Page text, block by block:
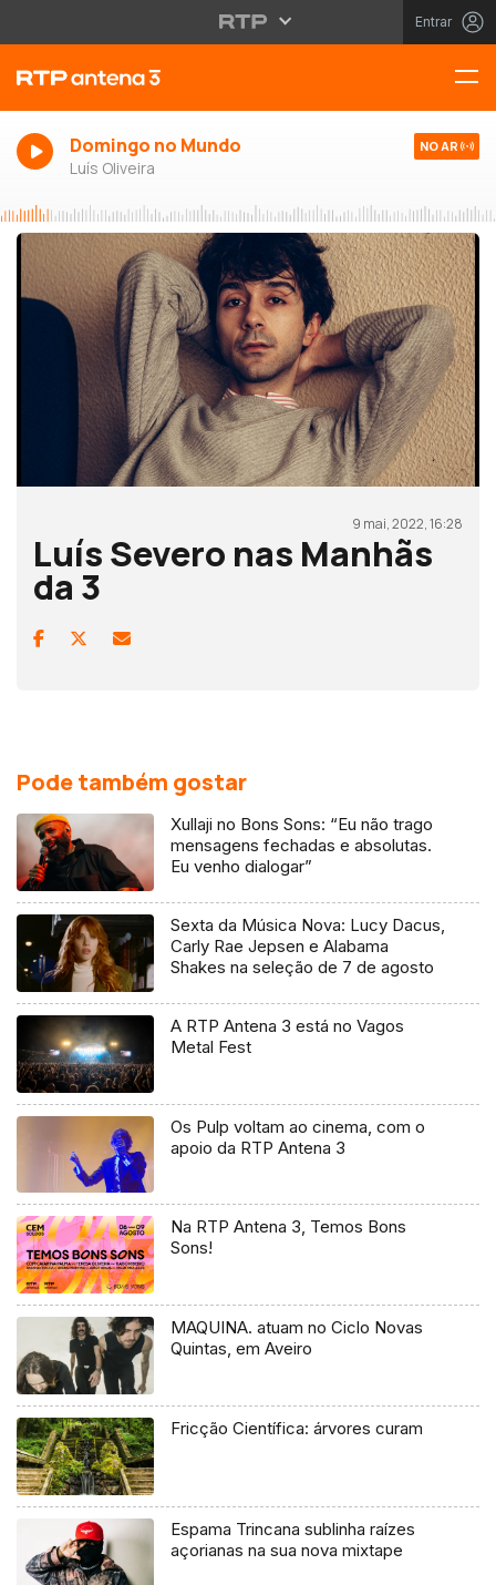
Entrar
Domingo no Mundo
Luís Oliveira
NO AR
9 mai, 2022, 16:28
Luís Severo nas Manhãs
da 3
Pode também gostar
Xullaji no Bons Sons: “Eu não trago
mensagens fechadas e absolutas.
Eu venho dialogar”
Sexta da Música Nova: Lucy Dacus,
Carly Rae Jepsen e Alabama
Shakes na seleção de 7 de agosto
A RTP Antena 3 está no Vagos
Metal Fest
Os Pulp voltam ao cinema, com o
apoio da RTP Antena 3
Na RTP Antena 3, Temos Bons
Sons!
MAQUINA. atuam no Ciclo Novas
Quintas, em Aveiro
Fricção Científica: árvores curam
Espama Trincana sublinha raízes
açorianas na sua nova mixtape